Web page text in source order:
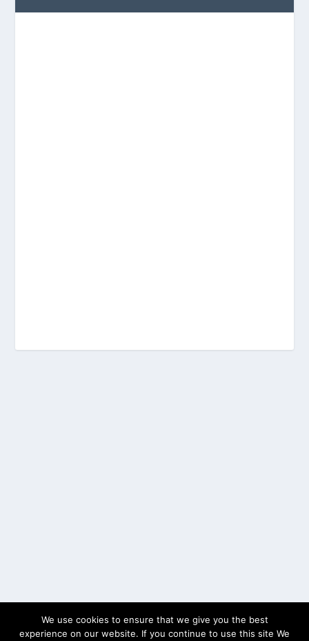
We use cookies to ensure that we give you the best
experience on our website. If you continue to use this site We